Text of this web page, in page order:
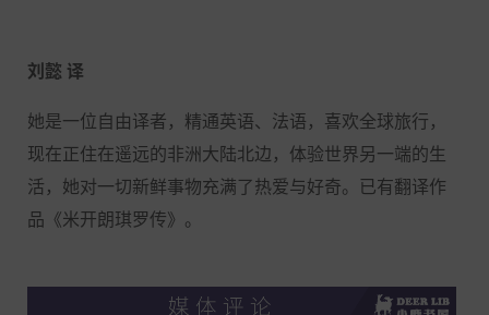
刘懿 译
她是一位自由译者，精通英语、法语，喜欢全球旅行，
现在正住在遥远的非洲大陆北边，体验世界另一端的生
活，她对一切新鲜事物充满了热爱与好奇。已有翻译作
品《米开朗琪罗传》。